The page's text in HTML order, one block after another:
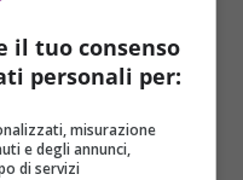
il tuo consenso
personali per:
misurazione
e degli annunci,
di servizi